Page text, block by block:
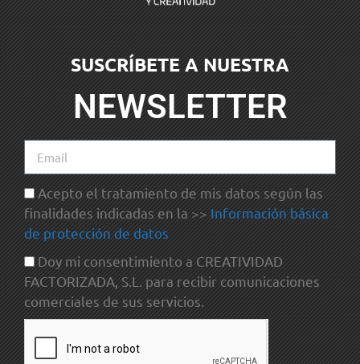
SUSCRÍBETE A NUESTRA
NEWSLETTER
Acepto el tratamiento de mis datos según las
finalidades indicadas en la >> Información básica
de protección de datos
Doy mi consentimiento a CREATIVIDAD
FACTORIZADA, S.L. para recibir comunicaciones
comerciales de sus servicios.